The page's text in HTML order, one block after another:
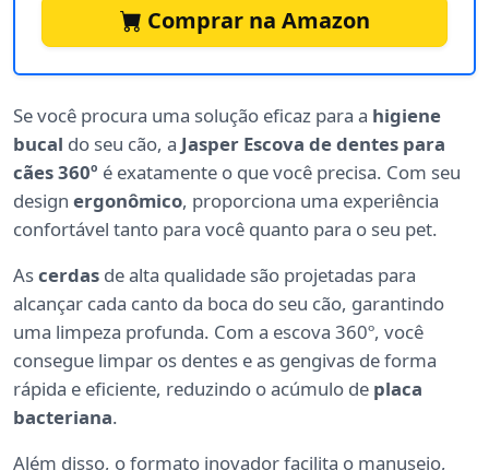
Comprar na Amazon
Se você procura uma solução eficaz para a higiene
bucal do seu cão, a Jasper Escova de dentes para
cães 360º é exatamente o que você precisa. Com seu
design ergonômico, proporciona uma experiência
confortável tanto para você quanto para o seu pet.
Ascerdas de alta qualidade são projetadas para
alcançar cada canto da boca do seu cão, garantindo
uma limpeza profunda. Com a escova 360º, você
consegue limpar os dentes e as gengivas de forma
rápida e eficiente, reduzindo o acúmulo de placa
bacteriana.
Além disso, o formato inovador facilita o manuseio,